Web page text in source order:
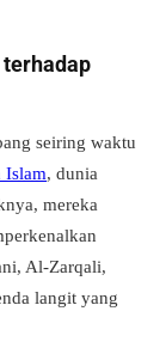
seiring waktu
Islam, dunia
mereka
Al-Zarqali,
langit yang